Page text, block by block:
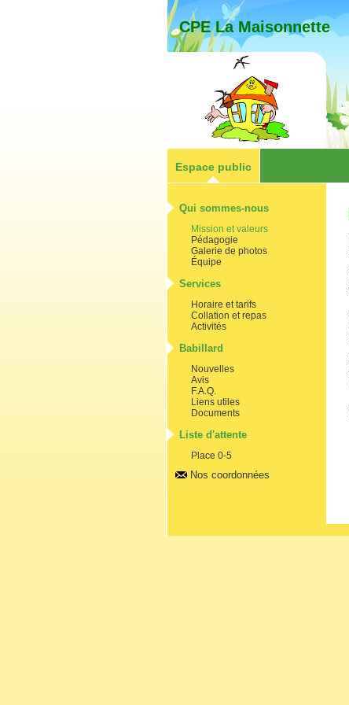
CPE La Maisonnette
Espace public
Qui sommes-nous
Mission et valeurs
Pédagogie
Galerie de photos
Équipe
Services
Horaire et tarifs
Collation et repas
Activités
Babillard
Nouvelles
Avis
F.A.Q.
Liens utiles
Documents
Liste d'attente
Place 0-5
Nos coordonnées